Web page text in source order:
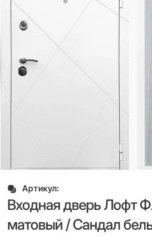
Артикул:
Входная дверь Лофт
матовый / Сандал